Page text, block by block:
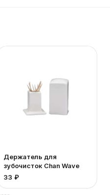
Держатель для
зубочисток Chan Wave
33 ₽